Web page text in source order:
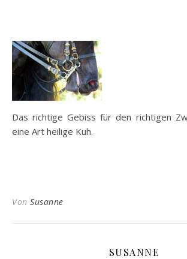
Das richtige Gebiss für den richtigen
eine Art heilige Kuh.
Von Susanne
SUSANNE